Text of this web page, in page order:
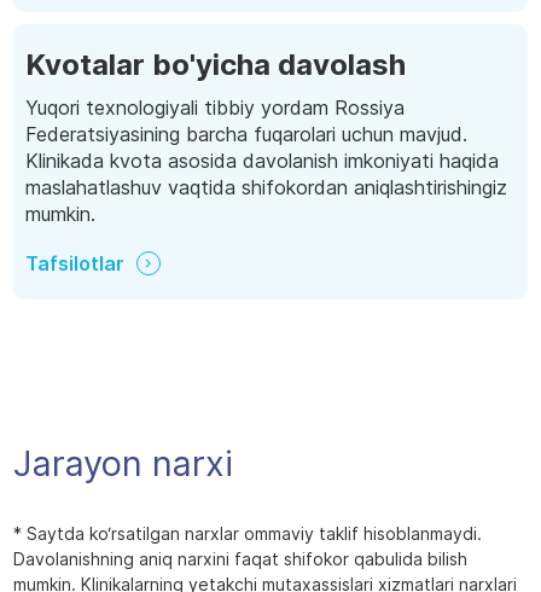
Kvotalar bo'yicha davolash
Yuqori texnologiyali tibbiy yordam Rossiya
Federatsiyasining barcha fuqarolari uchun mavjud.
Klinikada kvota asosida davolanish imkoniyati haqida
maslahatlashuv vaqtida shifokordan aniqlashtirishingiz
mumkin.
Tafsilotlar
Jarayon narxi
* Saytda ko‘rsatilgan narxlar ommaviy taklif hisoblanmaydi.
Davolanishning aniq narxini faqat shifokor qabulida bilish
mumkin. Klinikalarning yetakchi mutaxassislari xizmatlari narxlari